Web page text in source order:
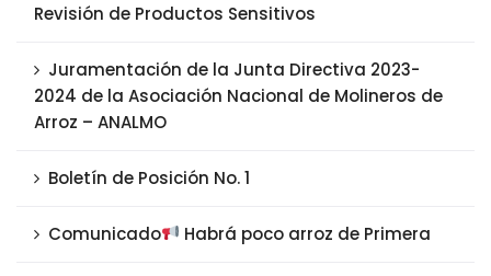
Revisión de Productos Sensitivos
Juramentación de la Junta Directiva 2023-
2024 de la Asociación Nacional de Molineros de
Arroz – ANALMO
Boletín de Posición No. 1
Comunicado Habrá poco arroz de Primera